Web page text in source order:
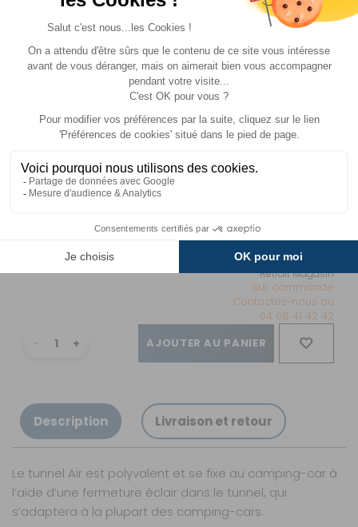
MODÈLE(S)
DU PRODUIT - TUNNEL GRIS
CLAIR TRAVELLER AIR MODULAR
180-210 cm
Référence :
Hauteur de
montage :
180-210 cm
Livraison à Domicile
DISPONIBLE EN LIVRAISON : EN STOCK
Retrait Magasin
Sur commande
Contactez-nous au
04 68 41 42 42
AJOUTER AU PANIER
Description Livraison et retour
Le tunnel Air est polyvalent et se fixe au camping-car à
l’aide d’une fermeture éclair dans le tunnel, qui
s’adaptera à la plupart des camping-cars.